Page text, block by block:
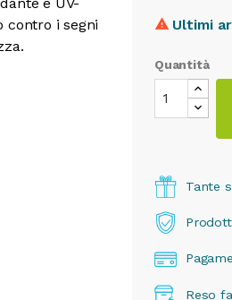
contro i segni
 Ultimi
Quantità
Tante
Reso